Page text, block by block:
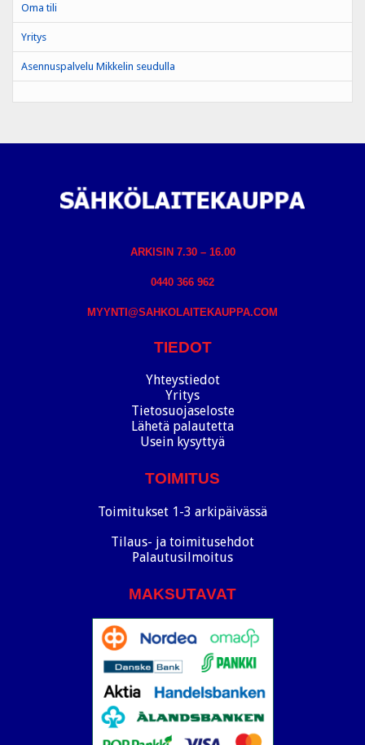
Oma tili
Yritys
Asennuspalvelu Mikkelin seudulla
ARKISIN 7.30 – 16.00
0440 366 962
MYYNTI@SAHKOLAITEKAUPPA.COM
TIEDOT
Yhteystiedot
Yritys
Tietosuojaseloste
Lähetä palautetta
Usein kysyttyä
TOIMITUS
Toimitukset 1-3 arkipäivässä
Tilaus- ja toimitusehdot
Palautusilmoitus
MAKSUTAVAT